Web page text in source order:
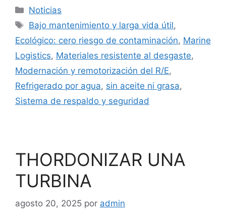
Categorías
Noticias
Etiquetas
Bajo mantenimiento y larga vida útil,
Ecológico: cero riesgo de contaminación, Marine
Logistics, Materiales resistente al desgaste,
Modernación y remotorización del R/E,
Refrigerado por agua, sin aceite ni grasa,
Sistema de respaldo y seguridad
THORDONIZAR UNA
TURBINA
agosto 20, 2025 por admin